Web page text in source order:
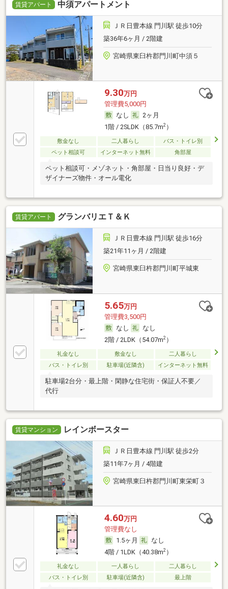
賃貸アパート 中須アパートメント
ＪＲ日豊本線 門川駅 徒歩10分
築36年6ヶ月 / 2階建
宮崎県東臼杵郡門川町中須５
9.30万円
管理費5,000円
なし
2ヶ月
1階 / 2SLDK（85.7m2）
敷金なし 二人暮らし
バス・トイレ別
ペット相談可
インターネット無料 角部屋
ペット相談可・メゾネット・角部屋・日当り良好・デ
ザイナーズ物件・オール電化
賃貸アパート グランバリエＴ＆Ｋ
ＪＲ日豊本線 門川駅 徒歩16分
築21年11ヶ月 / 2階建
宮崎県東臼杵郡門川町平城東
5.65万円
管理費3,500円
なし
なし
2階 / 2LDK（54.07m2）
礼金なし 敷金なし
二人暮らし
バス・トイレ別
駐車場(近隣含) インターネット無料
駐車場2台分・最上階・閑静な住宅街・保証人不要／
代行
賃貸マンション レインボースター
ＪＲ日豊本線 門川駅 徒歩2分
築11年7ヶ月 / 4階建
宮崎県東臼杵郡門川町東栄町３
4.60万円
管理費なし
1.5ヶ月
なし
4階 / 1LDK（40.38m2）
礼金なし 一人暮らし
二人暮らし
バス・トイレ別
駐車場(近隣含) 最上階